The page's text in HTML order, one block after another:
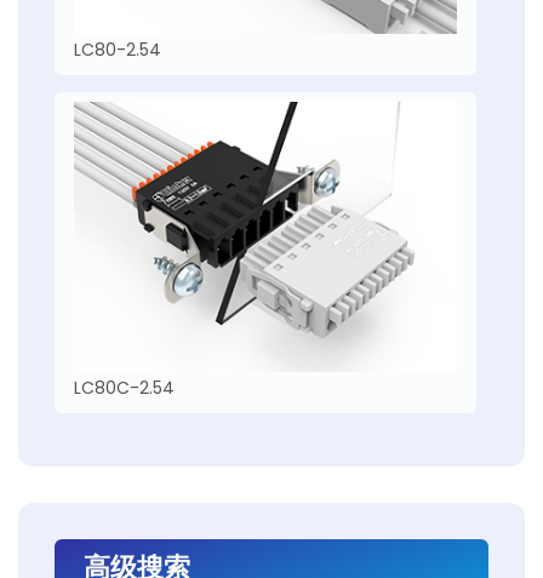
LC80-2.54
LC80C-2.54
高级搜索